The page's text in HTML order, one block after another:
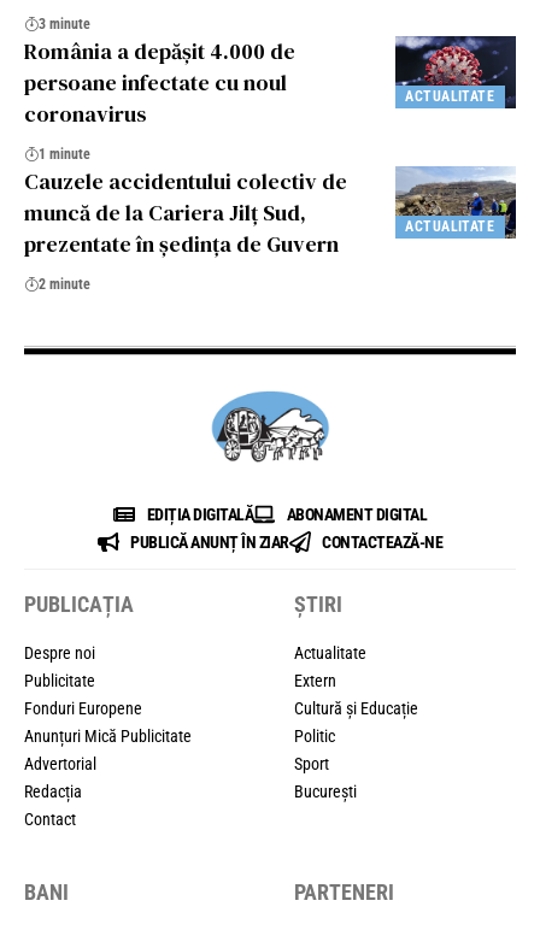
3 minute
ACTUALITATE
România a depășit 4.000 de
persoane infectate cu noul
coronavirus
1 minute
ACTUALITATE
Cauzele accidentului colectiv de
muncă de la Cariera Jilț Sud,
prezentate în ședința de Guvern
2 minute
EDIȚIA DIGITALĂ
ABONAMENT DIGITAL
PUBLICĂ ANUNȚ ÎN ZIAR
CONTACTEAZĂ-NE
PUBLICAȚIA
Despre noi
Publicitate
Fonduri Europene
Anunțuri Mică Publicitate
Advertorial
Redacția
Contact
ȘTIRI
Actualitate
Extern
Cultură și Educație
Politic
Sport
București
BANI PARTENERI